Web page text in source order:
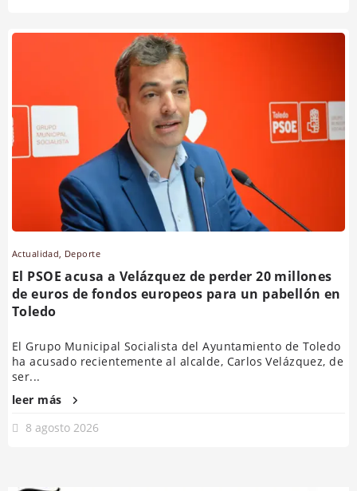
Actualidad Deporte
El PSOE acusa a Velázquez de perder 20 millones
de euros de fondos europeos para un pabellón en
Toledo
El Grupo Municipal Socialista del Ayuntamiento de Toledo
ha acusado recientemente al alcalde, Carlos Velázquez, de
ser...
leer más
8 agosto 2026